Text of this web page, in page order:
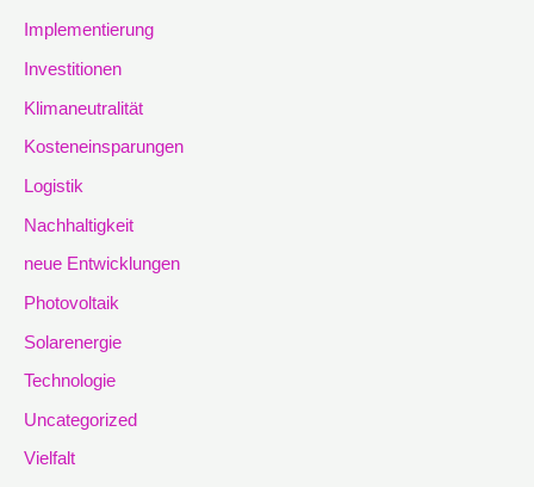
Implementierung
Investitionen
Klimaneutralität
Kosteneinsparungen
Logistik
Nachhaltigkeit
neue Entwicklungen
Photovoltaik
Solarenergie
Technologie
Uncategorized
Vielfalt